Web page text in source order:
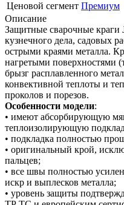
Ценовой сегмент Премиум
Описание
Защитные сварочные краги
кузнечного дела, садовых
острыми краями металла.
нагретыми поверхностями
брызг расплавленного
конвективной теплоты и
проколов и порезов.
Особенности модели:
• имеют абсорбирующую
теплоизолирующую
• подкладка полностью
• оригинальный крой,
пальцев;
• все швы полностью
искр и выплесков металла;
• уровень защиты